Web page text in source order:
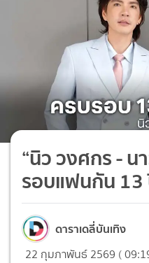
“นิว วงศกร - น
รอบแฟนกัน
ดาราเดลี่บันเทิง
22 กุมภาพันธ์ 2569 (